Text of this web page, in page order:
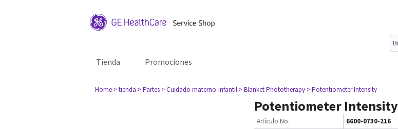
Tienda Promociones
Home > tienda > Partes > Cuidado materno-infantil > Blanket Phototherapy > Potentiometer Intensity
Potentiometer Intensity
Artículo No.
6600-0730-216